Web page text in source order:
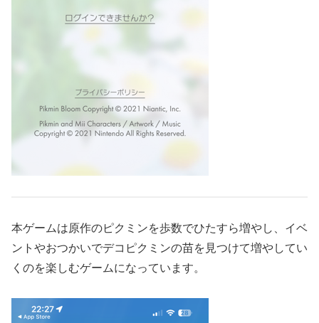
本ゲームは原作のピクミンを歩数でひたすら増やし、イベ
ントやおつかいでデコピクミンの苗を見つけて増やしてい
くのを楽しむゲームになっています。